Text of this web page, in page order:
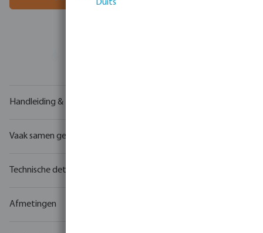
Handleiding & tekeningen
Vaak samen gekocht
Technische details
Afmetingen
Duits